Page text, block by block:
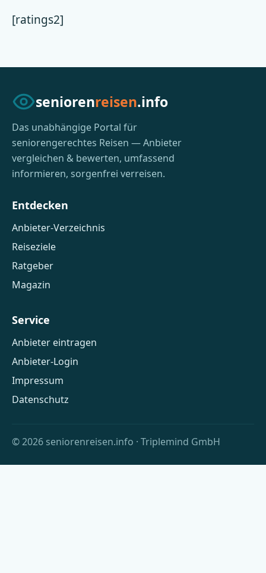
[ratings2]
seniorenreisen.info
Das unabhängige Portal für
seniorengerechtes Reisen — Anbieter
vergleichen & bewerten, umfassend
informieren, sorgenfrei verreisen.
Entdecken
Anbieter-Verzeichnis
Reiseziele
Ratgeber
Magazin
Service
Anbieter eintragen
Anbieter-Login
Impressum
Datenschutz
© 2026 seniorenreisen.info · Triplemind GmbH